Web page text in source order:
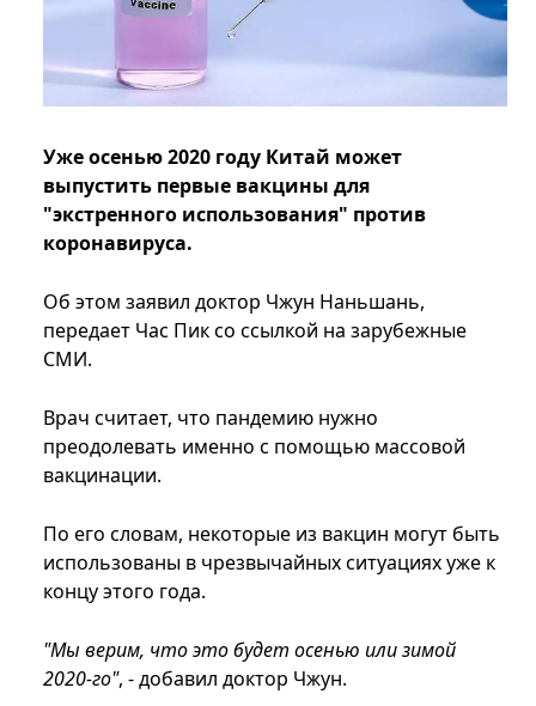
Уже осенью 2020 году Китай может
выпустить первые вакцины для
"экстренного использования" против
коронавируса.
Об этом заявил доктор Чжун Наньшань,
передает Час Пик со ссылкой на зарубежные
СМИ.
Врач считает, что пандемию нужно
преодолевать именно с помощью массовой
вакцинации.
По его словам, некоторые из вакцин могут быть
использованы в чрезвычайных ситуациях уже к
концу этого года.
"Мы верим, что это будет осенью или зимой
2020-го", - добавил доктор Чжун.